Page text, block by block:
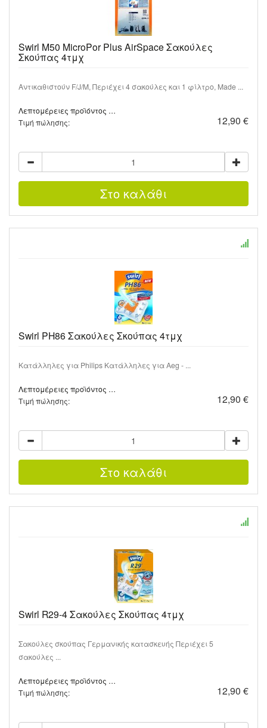
Swirl M50 MicroPor Plus AirSpace Σακούλες
Σκούπας 4τμχ
Αντικαθιστούν F/J/M, Περιέχει 4 σακούλες και 1 φίλτρο, Made ...
Λεπτομέρειες προϊόντος …
Τιμή πώλησης:
12,90 €
Swirl PH86 Σακούλες Σκούπας 4τμχ
Κατάλληλες για Philips Κατάλληλες για Aeg - ...
Λεπτομέρειες προϊόντος …
Τιμή πώλησης:
12,90 €
Swirl R29-4 Σακούλες Σκούπας 4τμχ
Σακούλες σκούπας Γερμανικής κατασκευής Περιέχει 5
σακούλες ...
Λεπτομέρειες προϊόντος …
Τιμή πώλησης:
12,90 €